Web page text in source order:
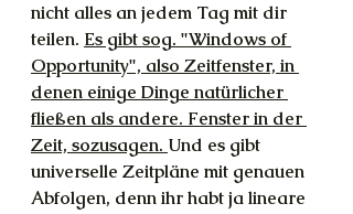
nicht alles an jedem Tag mit dir
teilen. Es gibt sog. "Windows of
Opportunity", also Zeitfenster, in
denen einige Dinge natürlicher
fließen als andere. Fenster in der
Zeit, sozusagen. Und es gibt
universelle Zeitpläne mit genauen
Abfolgen, denn ihr habt ja lineare